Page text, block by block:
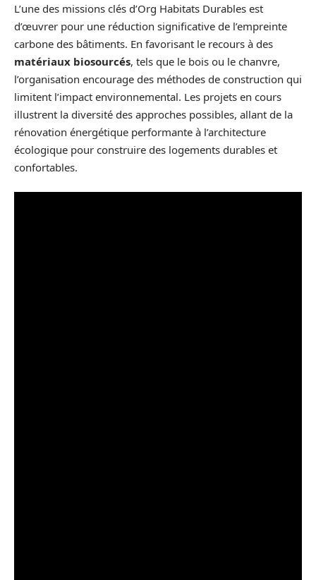
L’une des missions clés d’Org Habitats Durables est
d’œuvrer pour une réduction significative de l’empreinte
carbone des bâtiments. En favorisant le recours à des
matériaux biosourcés, tels que le bois ou le chanvre,
l’organisation encourage des méthodes de construction qui
limitent l’impact environnemental. Les projets en cours
illustrent la diversité des approches possibles, allant de la
rénovation énergétique performante à l’architecture
écologique pour construire des logements durables et
confortables.